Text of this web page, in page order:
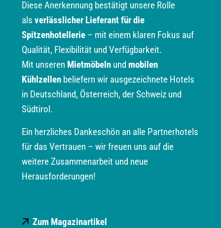
Diese Anerkennung bestätigt unsere Rolle
als verlässlicher Lieferant für die
Spitzenhotellerie – mit einem klaren Fokus auf
Qualität, Flexibilität und Verfügbarkeit.
Mit unseren Mietmöbeln und mobilen
Kühlzellen beliefern wir ausgezeichnete Hotels
in Deutschland, Österreich, der Schweiz und
Südtirol.
Ein herzliches Dankeschön an alle Partnerhotels
für das Vertrauen – wir freuen uns auf die
weitere Zusammenarbeit und neue
Herausforderungen!
Zum Magazinartikel